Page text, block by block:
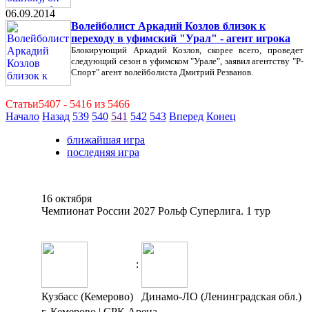
06.09.2014
Волейболист Аркадий Козлов близок к
переходу в уфимский "Урал" - агент игрока
Блокирующий Аркадий Козлов, скорее всего, проведет
следующий сезон в уфимском "Урале", заявил агентству "Р-
Спорт" агент волейболиста Дмитрий Резванов.
Статьи5407 - 5416 из 5466
Начало Назад 539 540 541 542 543 Вперед Конец
ближайшая игра
последняя игра
16 октября
Чемпионат России 2027 Рольф Суперлига. 1 тур
:
Кузбасс (Кемерово)
Динамо-ЛО (Ленинградская обл.)